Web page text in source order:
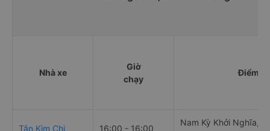
Nhà xe
Giờ
chạy
Điểm đi
Tân Kim Chi 16:00 - 16:00
Nam Kỳ Khởi Nghĩa,